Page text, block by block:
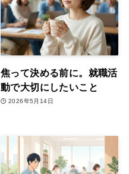
焦って決める前に。就職活
動で大切にしたいこと
2026年5月14日